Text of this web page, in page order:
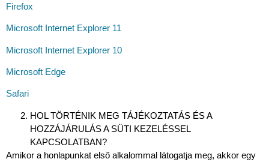
Firefox
Microsoft Internet Explorer 11
Microsoft Internet Explorer 10
Microsoft Edge
Safari
HOL TÖRTÉNIK MEG TÁJÉKOZTATÁS ÉS A
HOZZÁJÁRULÁS A SÜTI KEZELÉSSEL
KAPCSOLATBAN?
Amikor a honlapunkat első alkalommal látogatja meg, akkor egy